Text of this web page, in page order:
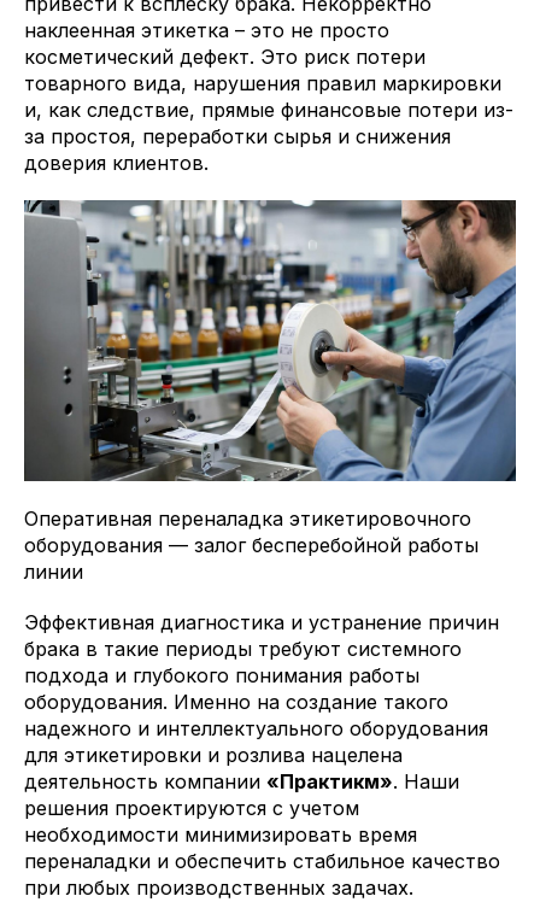
наклеенная этикетка – это не просто
косметический дефект. Это риск потери
товарного вида, нарушения правил маркировки
и, как следствие, прямые финансовые потери из-
за простоя, переработки сырья и снижения
доверия клиентов.
Оперативная переналадка этикетировочного
оборудования — залог бесперебойной работы
линии
Эффективная диагностика и устранение причин
брака в такие периоды требуют системного
подхода и глубокого понимания работы
оборудования. Именно на создание такого
надежного и интеллектуального оборудования
для этикетировки и розлива нацелена
деятельность компании «Практикм». Наши
решения проектируются с учетом
необходимости минимизировать время
переналадки и обеспечить стабильное качество
при любых производственных задачах.